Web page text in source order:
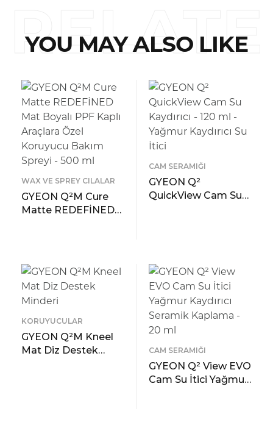
YOU MAY ALSO LIKE
RELATE
D
WAX VE SPREY CILALAR
GYEON Q²M Cure
Matte REDEFİNED
Spreyi – 500 ml
CAM SERAMIĞI
GYEON Q²
QuickView Cam Su
KORUYUCULAR
GYEON Q²M Kneel
Mat Diz Destek
CAM SERAMIĞI
GYEON Q² View EVO
Cam Su İtici Yağmur